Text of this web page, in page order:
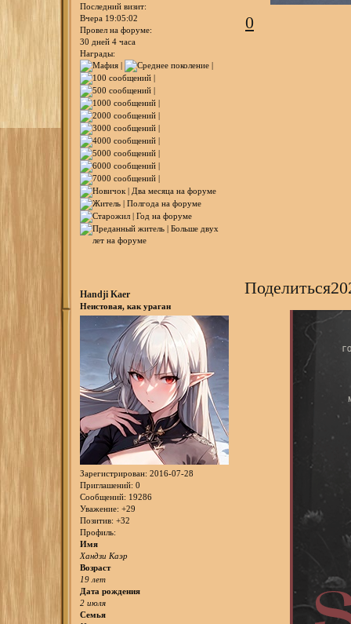
Последний визит:
Вчера 19:05:02
Провел на форуме:
30 дней 4 часа
Награды:
0
Поделиться
Handji Kaer
Неистовая, как ураган
Зарегистрирован: 2016-07-28
Приглашений: 0
Сообщений: 19286
Уважение: +29
Позитив: +32
Профиль:
Имя
Хандзи Каэр
Возраст
19 лет
Дата рождения
2 июля
Семья